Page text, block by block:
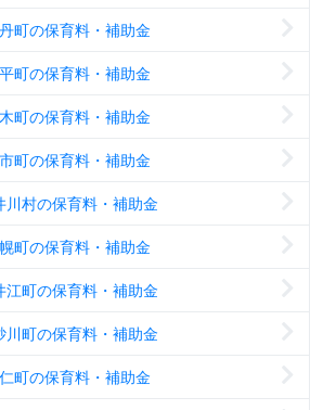
町の保育料・補助金
町の保育料・補助金
町の保育料・補助金
町の保育料・補助金
川村の保育料・補助金
町の保育料・補助金
江町の保育料・補助金
川町の保育料・補助金
町の保育料・補助金